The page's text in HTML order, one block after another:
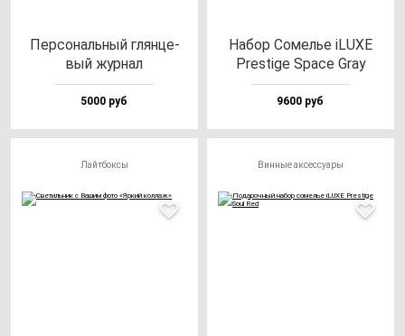
Пер­со­наль­ный глян­це­
вый жур­нал
5000 руб
Набор Сомелье iLUXE
Pres­ti­ge Spa­ce Gray
9600 руб
Лайтбоксы Винные аксессуары